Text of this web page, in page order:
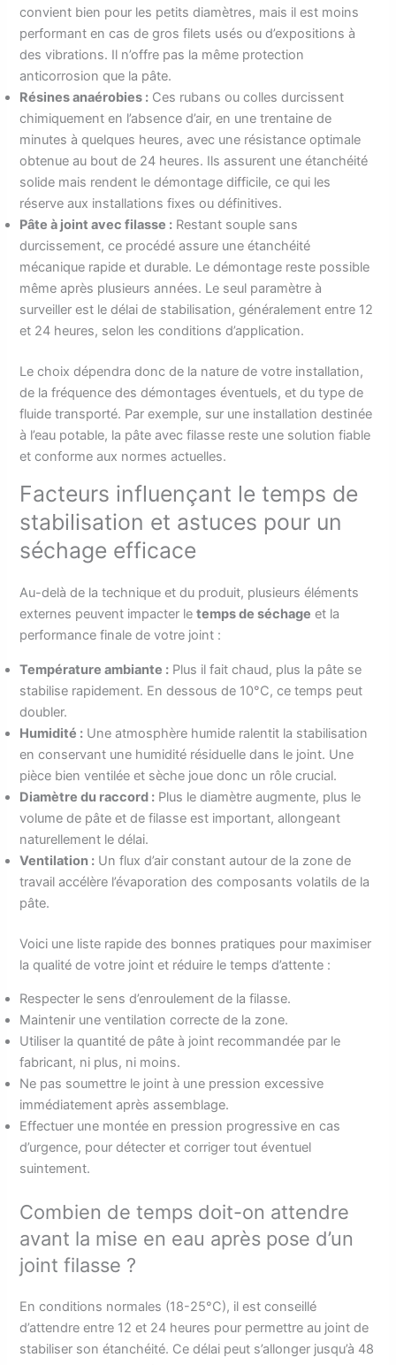
convient bien pour les petits diamètres, mais il est moins
performant en cas de gros filets usés ou d’expositions à
des vibrations. Il n’offre pas la même protection
anticorrosion que la pâte.
Résines anaérobies : Ces rubans ou colles durcissent
chimiquement en l’absence d’air, en une trentaine de
minutes à quelques heures, avec une résistance optimale
obtenue au bout de 24 heures. Ils assurent une étanchéité
solide mais rendent le démontage difficile, ce qui les
réserve aux installations fixes ou définitives.
Pâte à joint avec filasse : Restant souple sans
durcissement, ce procédé assure une étanchéité
mécanique rapide et durable. Le démontage reste possible
même après plusieurs années. Le seul paramètre à
surveiller est le délai de stabilisation, généralement entre 12
et 24 heures, selon les conditions d’application.
Le choix dépendra donc de la nature de votre installation,
de la fréquence des démontages éventuels, et du type de
fluide transporté. Par exemple, sur une installation destinée
à l’eau potable, la pâte avec filasse reste une solution fiable
et conforme aux normes actuelles.
Facteurs influençant le temps de
stabilisation et astuces pour un
séchage efficace
Au-delà de la technique et du produit, plusieurs éléments
externes peuvent impacter letemps de séchage et la
performance finale de votre joint :
Température ambiante : Plus il fait chaud, plus la pâte se
stabilise rapidement. En dessous de 10°C, ce temps peut
doubler.
Humidité : Une atmosphère humide ralentit la stabilisation
en conservant une humidité résiduelle dans le joint. Une
pièce bien ventilée et sèche joue donc un rôle crucial.
Diamètre du raccord : Plus le diamètre augmente, plus le
volume de pâte et de filasse est important, allongeant
naturellement le délai.
Ventilation : Un flux d’air constant autour de la zone de
travail accélère l’évaporation des composants volatils de la
pâte.
Voici une liste rapide des bonnes pratiques pour maximiser
la qualité de votre joint et réduire le temps d’attente :
Respecter le sens d’enroulement de la filasse.
Maintenir une ventilation correcte de la zone.
Utiliser la quantité de pâte à joint recommandée par le
fabricant, ni plus, ni moins.
Ne pas soumettre le joint à une pression excessive
immédiatement après assemblage.
Effectuer une montée en pression progressive en cas
d’urgence, pour détecter et corriger tout éventuel
suintement.
Combien de temps doit-on attendre
avant la mise en eau après pose d’un
joint filasse ?
En conditions normales (18-25°C), il est conseillé
d’attendre entre 12 et 24 heures pour permettre au joint de
stabiliser son étanchéité. Ce délai peut s’allonger jusqu’à 48